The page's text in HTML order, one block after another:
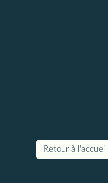
Retour à l'accueil